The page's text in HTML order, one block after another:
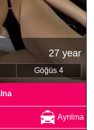
27 year
Göğüs 4
Ayrılma